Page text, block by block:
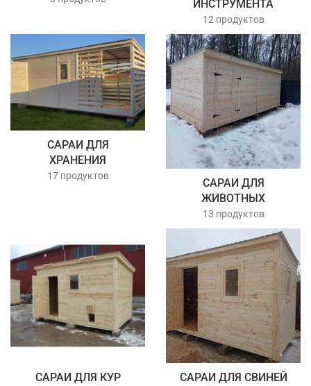
ИНСТРУМЕНТА
12 продуктов
САРАИ ДЛЯ
ХРАНЕНИЯ
17 продуктов
САРАИ ДЛЯ
ЖИВОТНЫХ
13 продуктов
САРАИ ДЛЯ КУР САРАИ ДЛЯ СВИНЕЙ